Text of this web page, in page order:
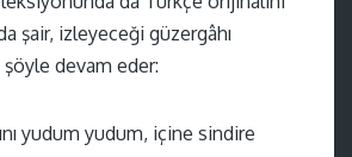
şair, izleyeceği güzergâhı
devam eder:
yudum yudum, içine sindire